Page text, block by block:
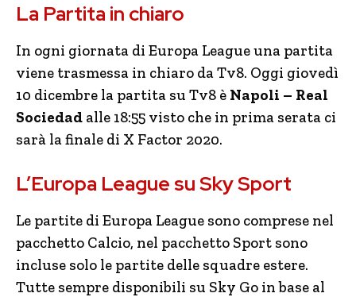
La Partita in chiaro
In ogni giornata di Europa League una partita
viene trasmessa in chiaro da Tv8. Oggi giovedì
10 dicembre la partita su Tv8 è Napoli – Real
Sociedad alle 18:55 visto che in prima serata ci
sarà la finale di X Factor 2020.
L’Europa League su Sky Sport
Le partite di Europa League sono comprese nel
pacchetto Calcio, nel pacchetto Sport sono
incluse solo le partite delle squadre estere.
Tutte sempre disponibili su Sky Go in base al